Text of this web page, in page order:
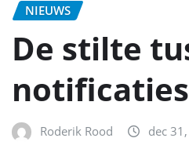
NIEUWS
De stilte
notificaties
Roderik Rood dec